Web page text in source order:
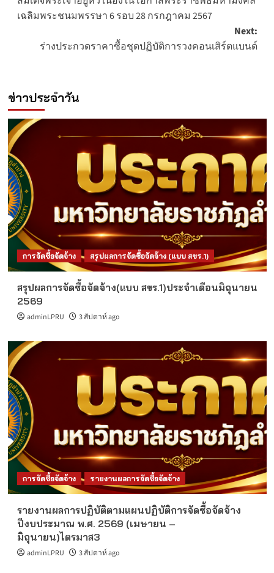
เฉลิมพระชนมพรรษา 6 รอบ 28 กรกฎาคม 2567
Next:
ร่างประกวดราคาซื้อชุดปฏิบัติการวงคอนเสิร์ตแบนด์
ข่าวประจำวัน
การจัดซื้อจัดจ้าง สรุปผลการจัดซื้อจัดจ้าง (แบบ สขร.1)
สรุปผลการจัดซื้อจัดจ้าง(แบบ สขร.1)ประจำเดือนมิถุนายน
2569
adminLPRU 3 สัปดาห์ ago
การจัดซื้อจัดจ้าง รายงานผลการจัดซื้อจัดจ้าง
รายงานผลการปฏิบัติตามแผนปฏิบัติการจัดซื้อจัดจ้าง
ปีงบประมาณ พ.ศ. 2569 (เมษายน –
มิถุนายน)ไตรมาส3
adminLPRU 3 สัปดาห์ ago